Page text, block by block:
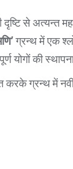
दृष्टि से अत्यन्त
ग्रन्थ में एक
योगों की
करके ग्रन्थ में